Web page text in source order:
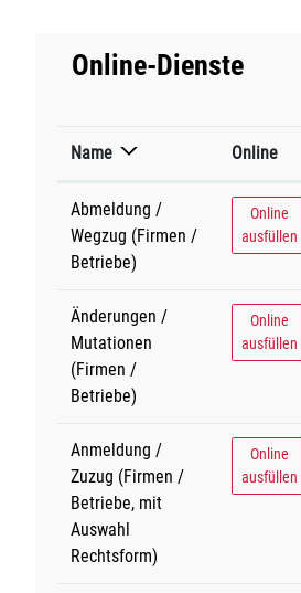
Online-Dienste
Name Online
Abmeldung /
Wegzug (Firmen /
Betriebe)
Online
ausfüllen
Änderungen /
Mutationen
(Firmen /
Betriebe)
Online
ausfüllen
Anmeldung /
Zuzug (Firmen /
Betriebe, mit
Auswahl
Rechtsform)
Online
ausfüllen